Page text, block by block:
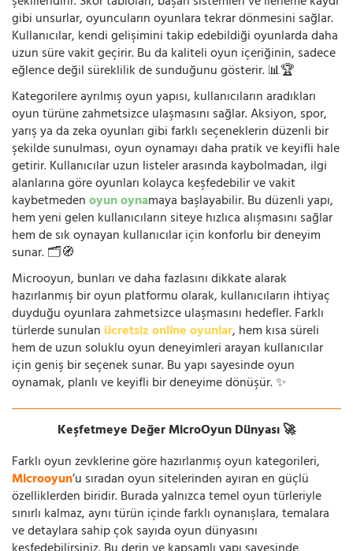
gibi unsurlar, oyuncuların oyunlara tekrar dönmesini sağlar.
Kullanıcılar, kendi gelişimini takip edebildiği oyunlarda daha
uzun süre vakit geçirir. Bu da kaliteli oyun içeriğinin, sadece
eğlence değil süreklilik de sunduğunu gösterir. 📊🏆
Kategorilere ayrılmış oyun yapısı, kullanıcıların aradıkları
oyun türüne zahmetsizce ulaşmasını sağlar. Aksiyon, spor,
yarış ya da zeka oyunları gibi farklı seçeneklerin düzenli bir
şekilde sunulması, oyun oynamayı daha pratik ve keyifli hale
getirir. Kullanıcılar uzun listeler arasında kaybolmadan, ilgi
alanlarına göre oyunları kolayca keşfedebilir ve vakit
kaybetmedenoyun oynamaya başlayabilir. Bu düzenli yapı,
hem yeni gelen kullanıcıların siteye hızlıca alışmasını sağlar
hem de sık oynayan kullanıcılar için konforlu bir deneyim
sunar. 🗂️🧭
Microoyun, bunları ve daha fazlasını dikkate alarak
hazırlanmış bir oyun platformu olarak, kullanıcıların ihtiyaç
duyduğu oyunlara zahmetsizce ulaşmasını hedefler. Farklı
türlerde sunulan ücretsiz online oyunlar, hem kısa süreli
hem de uzun soluklu oyun deneyimleri arayan kullanıcılar
için geniş bir seçenek sunar. Bu yapı sayesinde oyun
oynamak, planlı ve keyifli bir deneyime dönüşür. ✨
Keşfetmeye Değer MicroOyun Dünyası 🚀
Farklı oyun zevklerine göre hazırlanmış oyun kategorileri,
Microoyun’u sıradan oyun sitelerinden ayıran en güçlü
özelliklerden biridir. Burada yalnızca temel oyun türleriyle
sınırlı kalmaz, aynı türün içinde farklı oynanışlara, temalara
ve detaylara sahip çok sayıda oyun dünyasını